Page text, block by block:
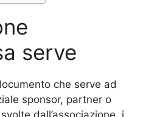
serve
che serve ad
sponsor, partner o
dall’associazione, i